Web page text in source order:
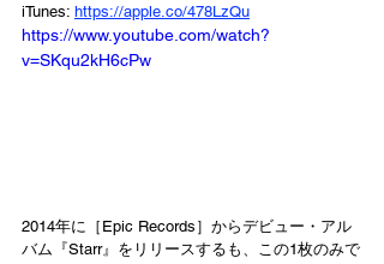
iTunes: https://apple.co/478LzQu
https://www.youtube.com/watch?
v=SKqu2kH6cPw
2014年に［Epic Records］からデビュー・アル
バム『Starr』をリリースするも、この1枚のみで